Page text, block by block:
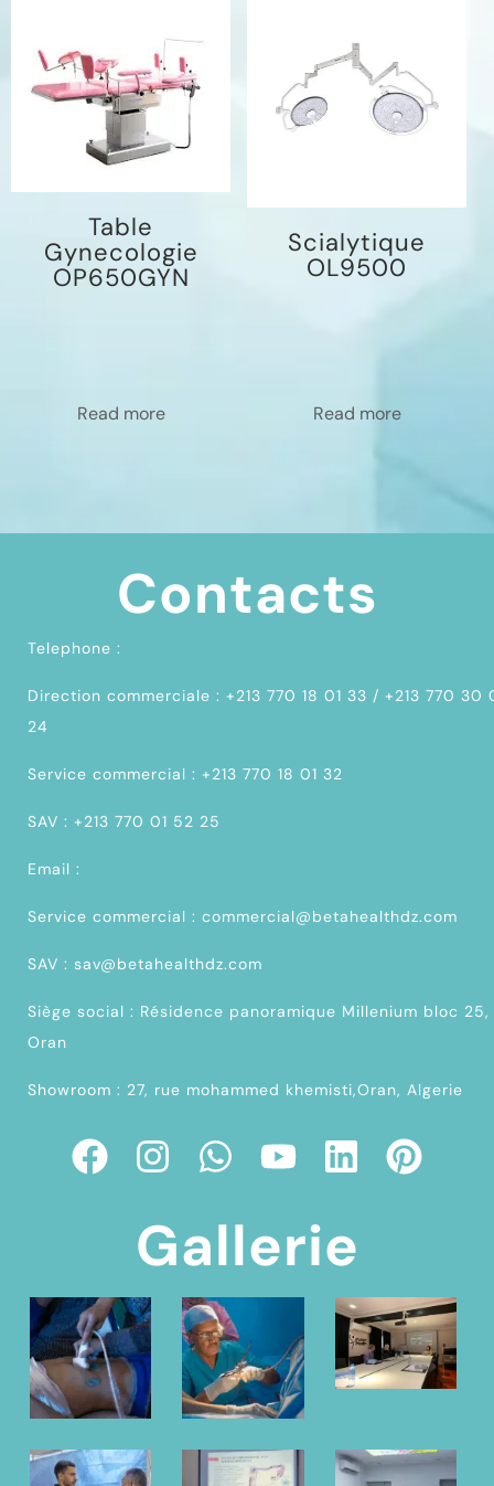
Table
Gynecologie
OP650GYN
Read more
Scialytique
OL9500
Read more
Contacts
Telephone :
Direction commerciale : +213 770 18 01 33 / +213 770 30
24
Service commercial : +213 770 18 01 32
SAV : +213 770 01 52 25
Email :
Service commercial : commercial@betahealthdz.com
SAV : sav@betahealthdz.com
Siège social : Résidence panoramique Millenium bloc 25,
Oran
Showroom : 27, rue mohammed khemisti,Oran, Algerie
Gallerie